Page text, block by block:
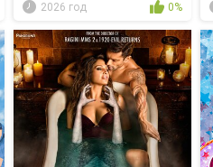
2026 год 0%